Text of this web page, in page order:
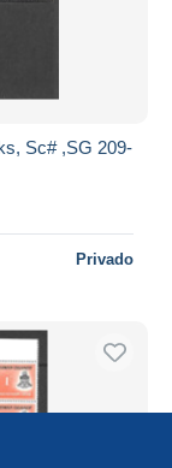
Sc# ,SG 209-
Privado